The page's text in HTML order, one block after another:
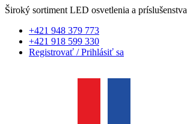
Široký sortiment LED osvetlenia a príslušenstva
+421 948 379 773
+421 918 599 330
Registrovať /Prihlásiť sa